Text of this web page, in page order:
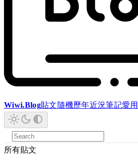
Wiwi.Blog貼文隨機歷年近況筆記愛用
所有貼文